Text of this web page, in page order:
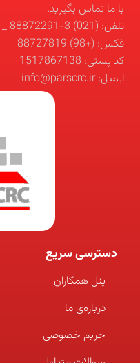
با ما تماس بگیرید.
تلفن: (021) 3-88872291 _ 3-88872261 _ 88880192
فکس: (+98) 88727819
کد پستی: 1517867138
ایمیل: info@parscrc.ir
دسترسی سریع
پنل همکاران
درباره‌ی ما
حریم خصوصی